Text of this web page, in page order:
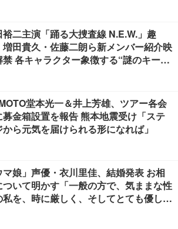
裕二主演「踊る大捜査線 N.E.W.」趣
増田貴久・佐藤二朗ら新メンバー紹介映
禁 各キャラクター象徴する“謎のキーワ
堂本光一＆井上芳雄、ツアー各会
募金箱設置を報告 熊本地震受け「ステ
から元気を届けられる形になれば」
マ娘」声優・衣川里佳、結婚発表 お相
ついて明かす「一般の方で、気ままな性
私を、時に厳しく、そしてとても優し